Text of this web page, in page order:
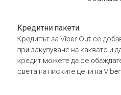
Кредитни пакети
Кредитът за Viber Out се
при закупуване на каквато и
кредит можете да се
света на ниските цени на